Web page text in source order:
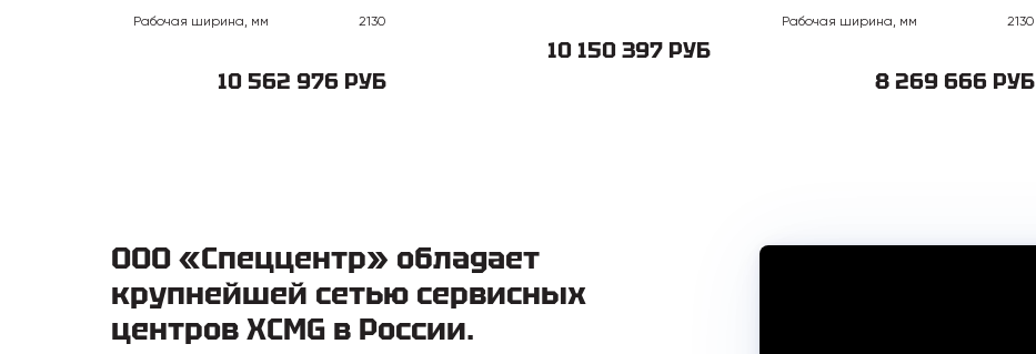
Рабочая ширина, мм
2130
10 562 976 РУБ
10 150 397 РУБ
Рабочая ширина, мм
2130
8 269 666 РУБ
ООО «Спеццентр» обладает
крупнейшей сетью сервисных
центров XCMG в России.